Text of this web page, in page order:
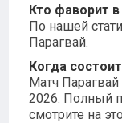
Кто фаворит
По нашей
Парагвай.
Когда
Матч Парагвай
2026. Полный
смотрите на